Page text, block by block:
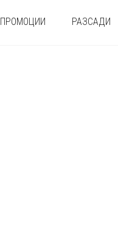
ПРОМОЦИИ РАЗСАДИ